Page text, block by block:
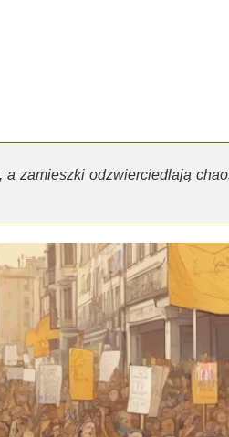
zamieszki odzwierciedlają